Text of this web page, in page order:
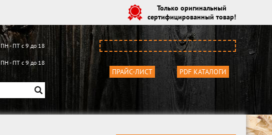
Только оригинальный
сертифицированный товар!
ПН - ПТ с 9 до 18
ПН - ПТ с 9 до 18
ПРАЙС-ЛИСТ PDF КАТАЛОГИ